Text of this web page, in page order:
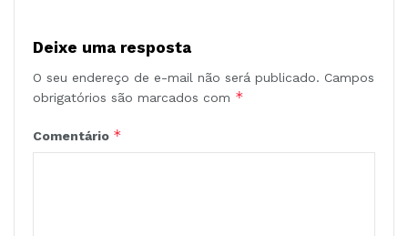
Deixe uma resposta
O seu endereço de e-mail não será publicado. Campos
obrigatórios são marcados com *
Comentário *